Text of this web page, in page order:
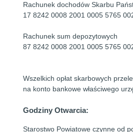
Rachunek dochodów Skarbu
17 8242 0008 2001 0005 5765
Rachunek sum depozytowych
87 8242 0008 2001 0005 5765
Wszelkich opłat skarbowych
na konto bankowe właściwego
Godziny Otwarcia:
Starostwo Powiatowe czynne od